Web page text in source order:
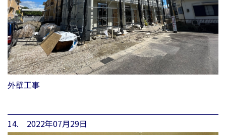
外壁工事
14. 2022年07月29日